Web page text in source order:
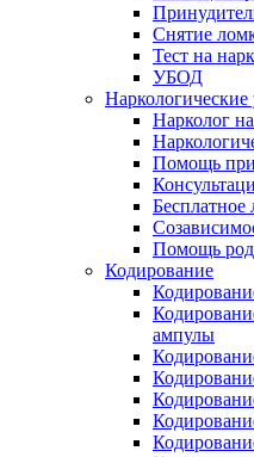
Снятие
Тест на
УБОД
Наркологические
Нарколог
Помощь при
Бесплатное
Помощь
Кодирование
ампулы